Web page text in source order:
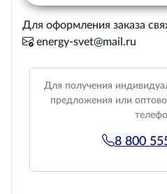
Для оформления заказа
energy-svet@mail.ru
Для получения
предложения или
8 800